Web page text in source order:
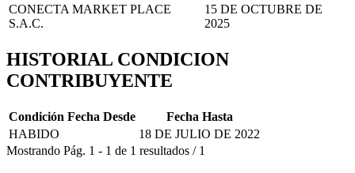
CONECTA MARKET PLACE
S.A.C.
15 DE OCTUBRE DE
2025
HISTORIAL CONDICION
CONTRIBUYENTE
Condición Fecha Desde
Fecha Hasta
HABIDO
18 DE JULIO DE 2022
Mostrando Pág. 1 - 1 de 1 resultados / 1